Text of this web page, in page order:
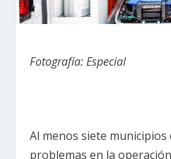
Fotografía: Especial
Al menos siete
problemas en la